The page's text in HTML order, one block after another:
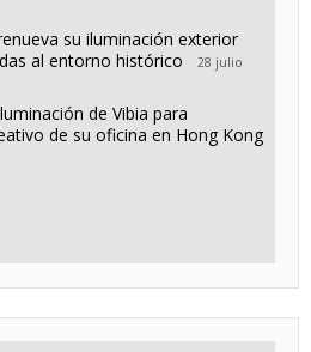
su iluminación exterior
al entorno histórico
28 julio
de Vibia para
de su oficina en Hong Kong